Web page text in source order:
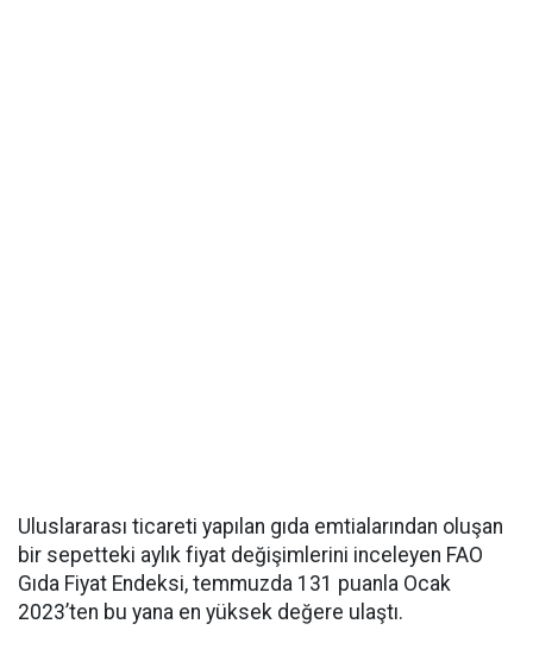
Uluslararası ticareti yapılan gıda emtialarından oluşan
bir sepetteki aylık fiyat değişimlerini inceleyen FAO
Gıda Fiyat Endeksi, temmuzda 131 puanla Ocak
2023’ten bu yana en yüksek değere ulaştı.